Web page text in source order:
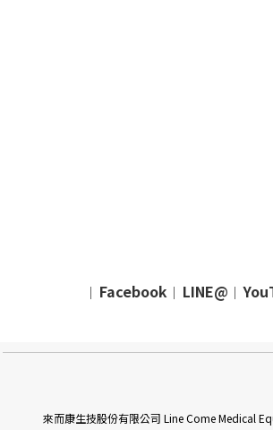
｜ Facebook ｜ LINE@ ｜
來而康生技股份有限公司 Line Come Medical